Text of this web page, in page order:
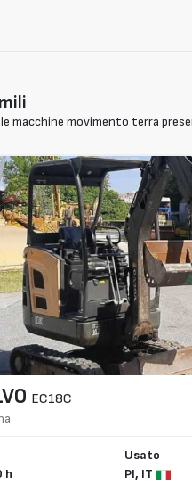
macchine movimento terra
EC18C
h
Usato
PI, IT